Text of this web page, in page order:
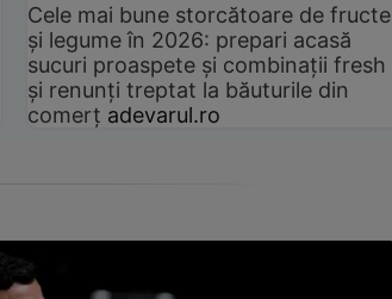
Cele mai bune storcătoare de fructe
și legume în 2026: prepari acasă
sucuri proaspete și combinații fresh
și renunți treptat la băuturile din
comerț adevarul.ro